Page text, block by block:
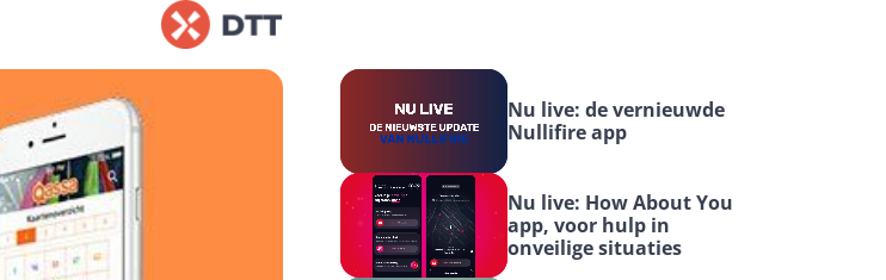
Nu live: de vernieuwde
Nullifire app
Nu live: How About You
app, voor hulp in
onveilige situaties